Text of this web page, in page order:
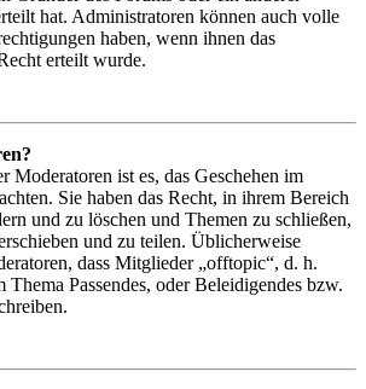
hat. Administratoren können auch volle
haben, wenn ihnen das
erteilt wurde.
Moderatoren ist es, das Geschehen im
Sie haben das Recht, in ihrem Bereich
und zu löschen und Themen zu schließen,
und zu teilen. Üblicherweise
dass Mitglieder „offtopic“, d. h.
Thema Passendes, oder Beleidigendes bzw.